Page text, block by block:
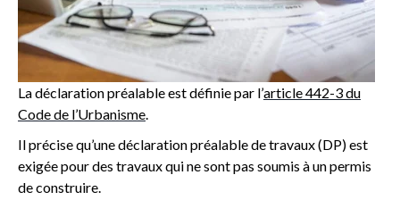
La déclaration préalable est définie par l’article 442-3 du
Code de l’Urbanisme.
Il précise qu’une déclaration préalable de travaux (DP) est
exigée pour des travaux qui ne sont pas soumis à un permis
de construire.